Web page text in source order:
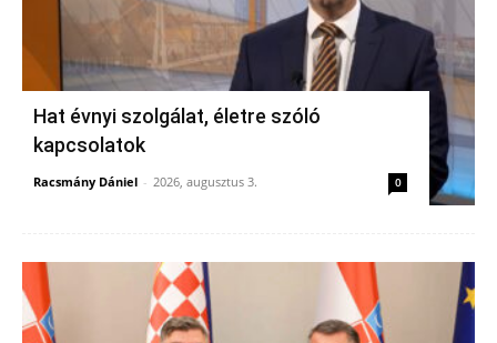
Hat évnyi szolgálat, életre szóló
kapcsolatok
Racsmány Dániel - 2026, augusztus 3. 0